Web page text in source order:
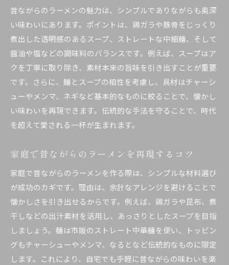
昔ながらのラーメンの魅力は、シンプルでありながらも奥深
い味わいにあります。ポイントは、鶏ガラや豚骨をじっくり
煮出した透明感のあるスープ、ストレートな中細麺、そして
醤油や塩などの調味料のバランスです。例えば、スープはア
クを丁寧に取り除き、素材本来の旨味を引き出すことが重要
です。さらに、麺とスープの相性を考慮し、具材はチャーシ
ューやメンマ、ネギなど基本的なものに絞ることで、懐かし
い味わいを再現できます。伝統的な手法を守ることで、時代
を超えて愛される一杯が生まれます。
家庭で昔ながらのラーメンを再現するコツ
家庭で昔ながらのラーメンを作る際は、シンプルな材料選び
が成功のカギです。理由は、余計なアレンジを避けることで
懐かしさを引き出せるからです。例えば、鶏ガラや昆布、煮
干しなどの出汁素材を活用し、あっさりとしたスープを目指
しましょう。麺は市販のストレート中華麺を使い、トッピン
グもチャーシューやメンマ、なるとなど伝統的なものに限定
します。これにより、自宅でも手軽に昔ながらの味わいを楽